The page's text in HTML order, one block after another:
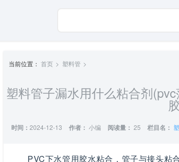
当前位置： 首页 塑料管
塑料管子漏水用什么粘合剂
时间： 2024-12-13 作者： 小编 阅读量： 25 栏目名：
PVC下水管用胶水粘合，管子与接头粘